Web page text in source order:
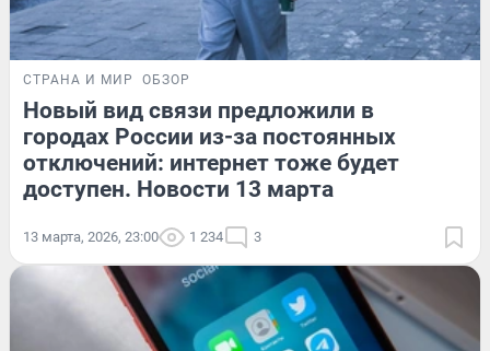
СТРАНА И МИР ОБЗОР
Новый вид связи предложили в
городах России из-за постоянных
отключений: интернет тоже будет
доступен. Новости 13 марта
13 марта, 2026, 23:00 1 234 3